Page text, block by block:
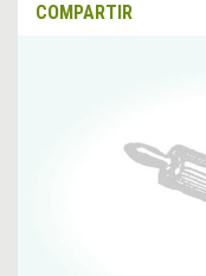
COMPARTIR